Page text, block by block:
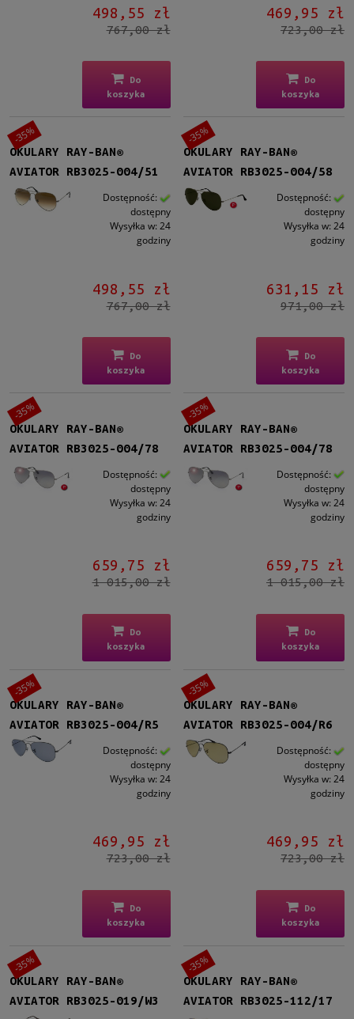
498,55 zł
767,00 zł
Do
koszyka
469,95 zł
723,00 zł
Do
koszyka
OKULARY RAY-BAN®
AVIATOR RB3025-004/51
Dostępność:
dostępny
Wysyłka w: 24
godziny
498,55 zł
767,00 zł
Do
koszyka
-35%
OKULARY RAY-BAN®
AVIATOR RB3025-004/58
Dostępność:
dostępny
Wysyłka w: 24
godziny
631,15 zł
971,00 zł
Do
koszyka
-35%
OKULARY RAY-BAN®
AVIATOR RB3025-004/78
Dostępność:
dostępny
Wysyłka w: 24
godziny
659,75 zł
1 015,00 zł
Do
koszyka
-35%
OKULARY RAY-BAN®
AVIATOR RB3025-004/78
Dostępność:
dostępny
Wysyłka w: 24
godziny
659,75 zł
1 015,00 zł
Do
koszyka
-35%
OKULARY RAY-BAN®
AVIATOR RB3025-004/R5
Dostępność:
dostępny
Wysyłka w: 24
godziny
469,95 zł
723,00 zł
Do
koszyka
-35%
OKULARY RAY-BAN®
AVIATOR RB3025-004/R6
Dostępność:
dostępny
Wysyłka w: 24
godziny
469,95 zł
723,00 zł
Do
koszyka
-35%
OKULARY RAY-BAN®
AVIATOR RB3025-019/W3
-35%
OKULARY RAY-BAN®
AVIATOR RB3025-112/17
-35%